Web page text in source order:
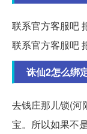
联系官方客服吧
联系官方客服吧
诛仙2怎么绑
去钱庄那儿锁(河
宝。所以如果不